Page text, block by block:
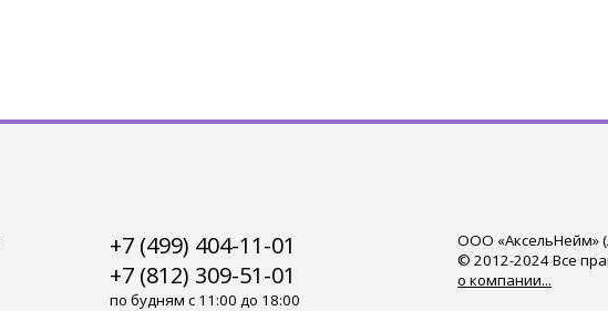
+7 (499) 404-11-01
+7 (812) 309-51-01
по будням с 11:00 до 18:00
ООО «АксельНейм»
© 2012-2024 Все
о компании...